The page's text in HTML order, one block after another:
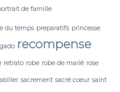
de famille
du temps preparatifs princesse
recompense
retrato robe robe de marié rose
sacrement sacré coeur saint